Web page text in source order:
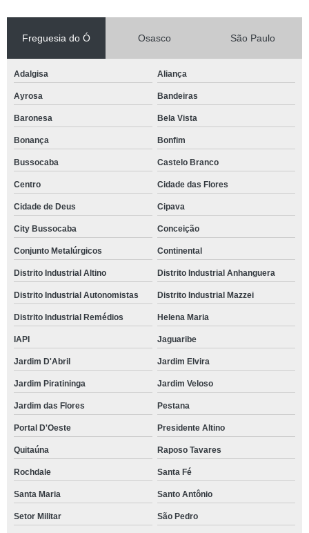
Freguesia do Ó Osasco São Paulo
Adalgisa Aliança
Ayrosa Bandeiras
Baronesa Bela Vista
Bonança Bonfim
Bussocaba Castelo Branco
Centro Cidade das Flores
Cidade de Deus Cipava
City Bussocaba Conceição
Conjunto Metalúrgicos Continental
Distrito Industrial Altino Distrito Industrial Anhanguera
Distrito Industrial Autonomistas Distrito Industrial Mazzei
Distrito Industrial Remédios Helena Maria
IAPI Jaguaribe
Jardim D'Abril Jardim Elvira
Jardim Piratininga Jardim Veloso
Jardim das Flores Pestana
Portal D'Oeste Presidente Altino
Quitaúna Raposo Tavares
Rochdale Santa Fé
Santa Maria Santo Antônio
Setor Militar São Pedro